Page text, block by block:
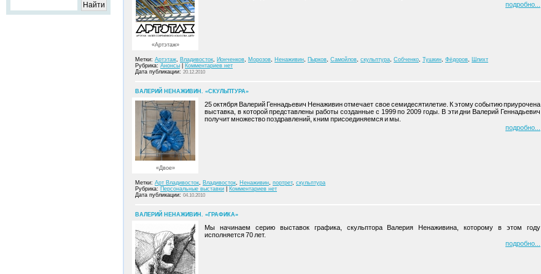
«Артэтаж»
подробно
Метки: Артэтаж, Владивосток, Ионченков, Морозов, Ненаживин, Пырков, Самойлов, скульптура, Собченко, Тушкин, Фёдоров, Шлихт
Рубрика: Анонсы
Комментариев нет
Дата публикации: 20.12.2010
ВАЛЕРИЙ НЕНАЖИВИН. «СКУЛЬПТУРА»
«Двое»
25 октября Валерий Геннадьевич Ненаживин отмечает свое семидесятилетие. К этому событию приурочена
выставка, в которой представлены работы созданные с 1999 по 2009 годы. В эти дни Валерий Геннадьевич
получит множество поздравлений, к ним присоединяемся и мы.
подробно
Метки: Арт Владивосток, Владивосток, Ненаживин, портрет, скульптура
Рубрика: Персональные выставки
Комментариев нет
Дата публикации: 04.10.2010
ВАЛЕРИЙ НЕНАЖИВИН. «ГРАФИКА»
Мы начинаем серию выставок графика, скульптора Валерия Ненаживина, которому в этом году
исполняется 70 лет.
подробно